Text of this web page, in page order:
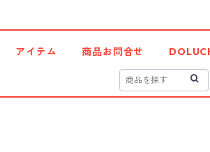
アイテム 商品お問合せ